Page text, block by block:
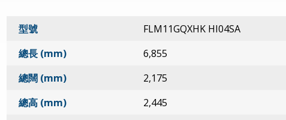
型號
FLM11GQXHK HI04SA
總長 (mm)
6,855
總闊 (mm)
2,175
總高 (mm)
2,445